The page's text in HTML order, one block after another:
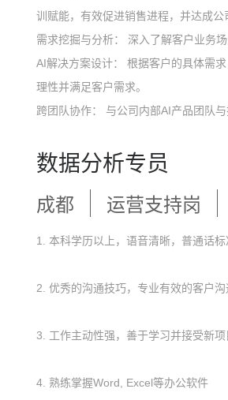
训赋能，有效促进销售进程，并达成公
需求挖掘与分析： 深入了解客户业务
AI解决方案设计： 根据客户的具体需
理性并满足客户需求。
跨团队协作： 与公司内部AI产品团队
数据分析专员
成都 运营支持岗
1. 本科学历以上，语音清晰，普通话
2. 优秀的沟通技巧，专业有效的客户沟
3. 工作主动性强，善于学习并接受新
4. 熟练掌握Word, Excel等办公软件